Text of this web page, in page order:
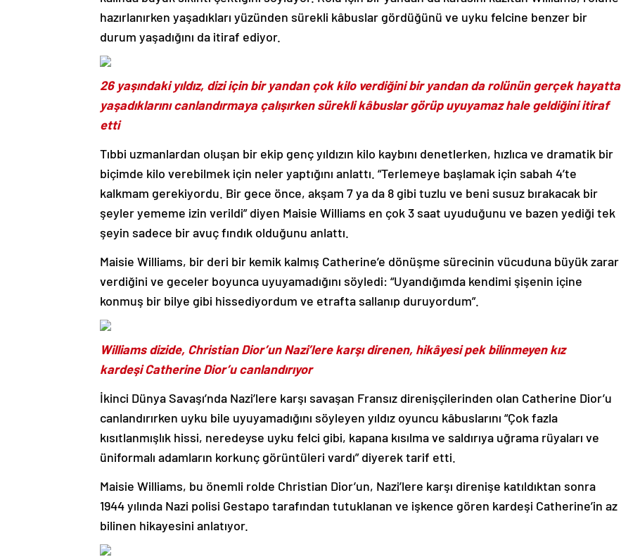
hazırlanırken yaşadıkları yüzünden sürekli kâbuslar gördüğünü ve uyku felcine benzer bir
durum yaşadığını da itiraf ediyor.
26 yaşındaki yıldız, dizi için bir yandan çok kilo verdiğini bir yandan da rolünün gerçek hayatta
yaşadıklarını canlandırmaya çalışırken sürekli kâbuslar görüp uyuyamaz hale geldiğini itiraf
etti
Tıbbi uzmanlardan oluşan bir ekip genç yıldızın kilo kaybını denetlerken, hızlıca ve dramatik bir
biçimde kilo verebilmek için neler yaptığını anlattı. “Terlemeye başlamak için sabah 4’te
kalkmam gerekiyordu. Bir gece önce, akşam 7 ya da 8 gibi tuzlu ve beni susuz bırakacak bir
şeyler yememe izin verildi” diyen Maisie Williams en çok 3 saat uyuduğunu ve bazen yediği tek
şeyin sadece bir avuç fındık olduğunu anlattı.
Maisie Williams, bir deri bir kemik kalmış Catherine’e dönüşme sürecinin vücuduna büyük zarar
verdiğini ve geceler boyunca uyuyamadığını söyledi: “Uyandığımda kendimi şişenin içine
konmuş bir bilye gibi hissediyordum ve etrafta sallanıp duruyordum”.
Williams dizide, Christian Dior’un Nazi’lere karşı direnen, hikâyesi pek bilinmeyen kız
kardeşi Catherine Dior’u canlandırıyor
İkinci Dünya Savaşı’nda Nazi’lere karşı savaşan Fransız direnişçilerinden olan Catherine Dior’u
canlandırırken uyku bile uyuyamadığını söyleyen yıldız oyuncu kâbuslarını “Çok fazla
kısıtlanmışlık hissi, neredeyse uyku felci gibi, kapana kısılma ve saldırıya uğrama rüyaları ve
üniformalı adamların korkunç görüntüleri vardı” diyerek tarif etti.
Maisie Williams, bu önemli rolde Christian Dior’un, Nazi’lere karşı direnişe katıldıktan sonra
1944 yılında Nazi polisi Gestapo tarafından tutuklanan ve işkence gören kardeşi Catherine’in az
bilinen hikayesini anlatıyor.